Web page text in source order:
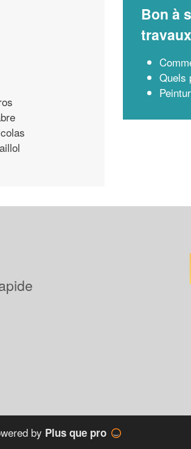
Bon à
travaux
Quels
by Plus que pro